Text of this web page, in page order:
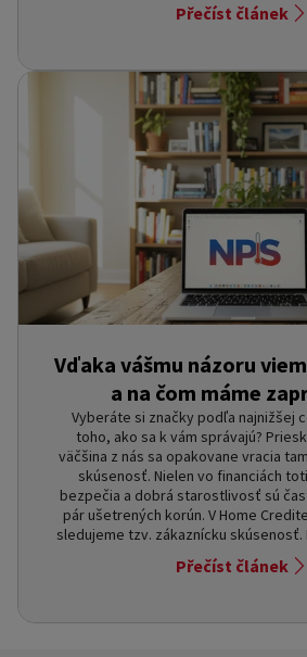
Přečíst článek
Vďaka vášmu názoru
a na čom máme
Vyberáte si značky podľa najnižšej
toho, ako sa k vám správajú?
väčšina z nás sa opakovane vracia
skúsenosť. Nielen vo financiách
bezpečia a dobrá starostlivosť sú
pár ušetrených korún. V Home
sledujeme tzv. zákaznícku skúsenosť.
Přečíst článek